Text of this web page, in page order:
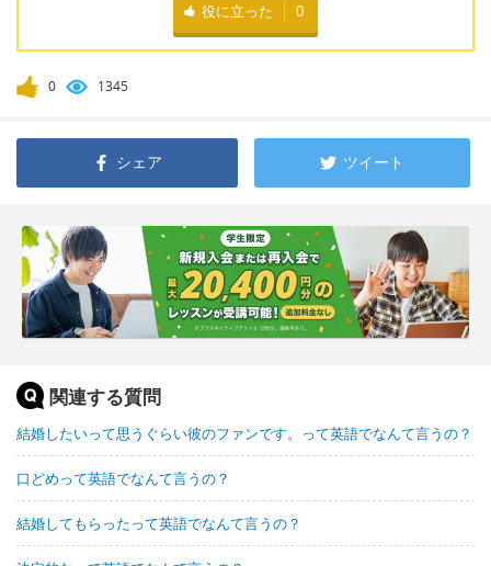
役に立った 0
0 1345
シェア ツイート
関連する質問
結婚したいって思うぐらい彼のファンです。って英語でなんて言うの？
口どめって英語でなんて言うの？
結婚してもらったって英語でなんて言うの？